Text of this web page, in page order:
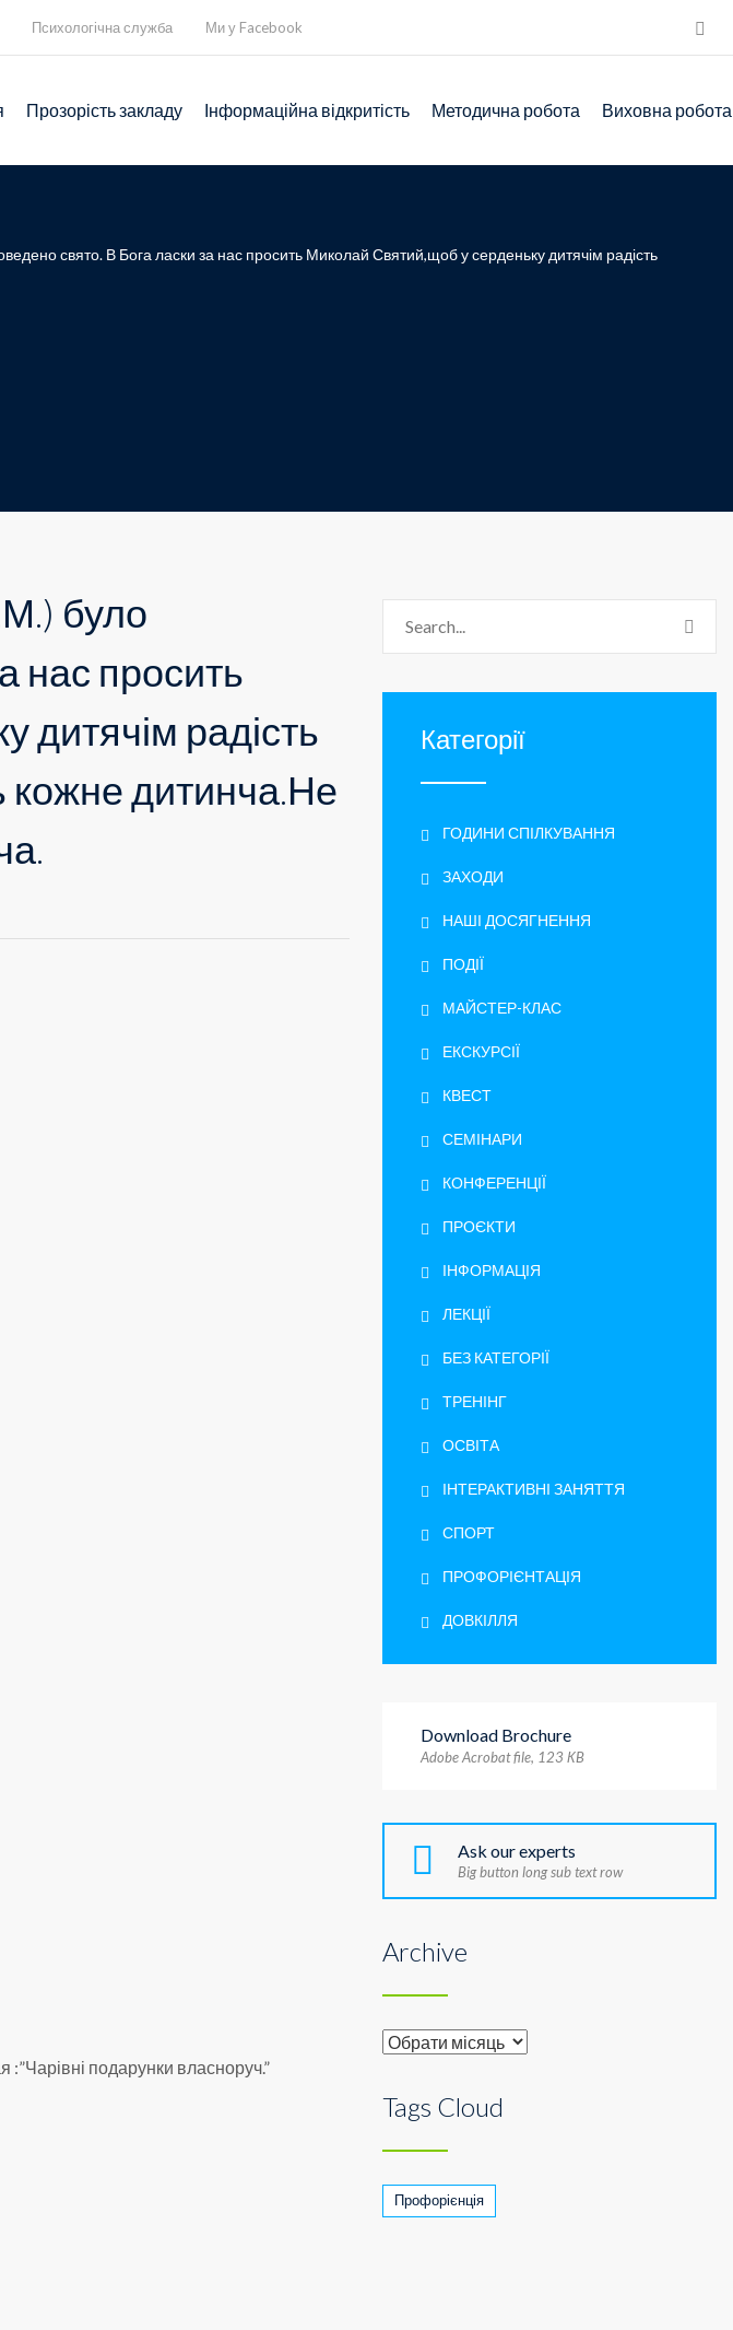
Психологічна служба Ми у Facebook
Прозорість закладу Інформаційна відкритість Методична робота Виховна робота
свято. В Бога ласки за нас просить Миколай Святий,щоб у серденьку дитячім радість
було
нас просить
дитячім радість
кожне дитинча.Не
подарунки власноруч.”
Категорії
ГОДИНИ СПІЛКУВАННЯ
ЗАХОДИ
НАШІ ДОСЯГНЕННЯ
ПОДІЇ
МАЙСТЕР-КЛАС
ЕКСКУРСІЇ
КВЕСТ
СЕМІНАРИ
КОНФЕРЕНЦІЇ
ПРОЄКТИ
ІНФОРМАЦІЯ
ЛЕКЦІЇ
БЕЗ КАТЕГОРІЇ
ТРЕНІНГ
ОСВІТА
ІНТЕРАКТИВНІ ЗАНЯТТЯ
СПОРТ
ПРОФОРІЄНТАЦІЯ
ДОВКІЛЛЯ
Download Brochure
Adobe Acrobat file, 123 КB
Ask our experts
Big button long sub text row
Archive
Archive
Tags Cloud
Профорієнція